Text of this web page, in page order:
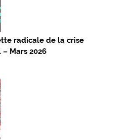
radicale de la crise
Mars 2026